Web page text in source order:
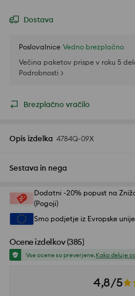
Dostava
Poslovalnice Vedno brezplačno
Večina paketov prispe v roku 5
Podrobnosti >
Brezplačno vračilo
Opis izdelka 4784Q-09X
Sestava in nega
Dodatni -20% popust na
(Pogoji)
Smo podjetje iz Evropske unije
Ocene izdelkov(385)
Vse ocene so preverjene.Kako deluje
4,8/5